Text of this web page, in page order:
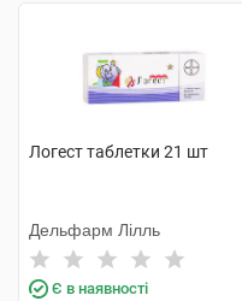
Логест таблетки 21 шт
Дельфарм Лілль
Є в наявності